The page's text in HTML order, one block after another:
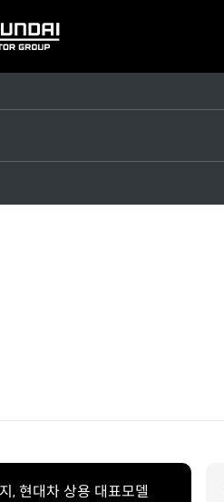
, 현대차 상용 대표모델